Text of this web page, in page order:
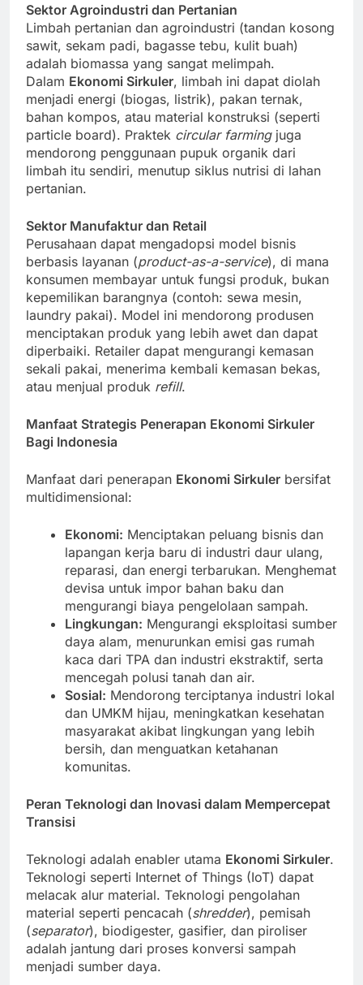
Sektor Agroindustri dan Pertanian
Limbah pertanian dan agroindustri (tandan kosong
sawit, sekam padi, bagasse tebu, kulit buah)
adalah biomassa yang sangat melimpah.
Dalam Ekonomi Sirkuler, limbah ini dapat diolah
menjadi energi (biogas, listrik), pakan ternak,
bahan kompos, atau material konstruksi (seperti
particle board). Praktek circular farmingjuga
mendorong penggunaan pupuk organik dari
limbah itu sendiri, menutup siklus nutrisi di lahan
pertanian.
Sektor Manufaktur dan Retail
Perusahaan dapat mengadopsi model bisnis
berbasis layanan (product-as-a-service), di mana
konsumen membayar untuk fungsi produk, bukan
kepemilikan barangnya (contoh: sewa mesin,
laundry pakai). Model ini mendorong produsen
menciptakan produk yang lebih awet dan dapat
diperbaiki. Retailer dapat mengurangi kemasan
sekali pakai, menerima kembali kemasan bekas,
atau menjual produk refill.
Manfaat Strategis Penerapan Ekonomi Sirkuler
Bagi Indonesia
Manfaat dari penerapan Ekonomi Sirkuler bersifat
multidimensional:
Ekonomi: Menciptakan peluang bisnis dan
lapangan kerja baru di industri daur ulang,
reparasi, dan energi terbarukan. Menghemat
devisa untuk impor bahan baku dan
mengurangi biaya pengelolaan sampah.
Lingkungan: Mengurangi eksploitasi sumber
daya alam, menurunkan emisi gas rumah
kaca dari TPA dan industri ekstraktif, serta
mencegah polusi tanah dan air.
Sosial: Mendorong terciptanya industri lokal
dan UMKM hijau, meningkatkan kesehatan
masyarakat akibat lingkungan yang lebih
bersih, dan menguatkan ketahanan
komunitas.
Peran Teknologi dan Inovasi dalam Mempercepat
Transisi
Teknologi adalah enabler utama Ekonomi Sirkuler.
Teknologi seperti Internet of Things (IoT) dapat
melacak alur material. Teknologi pengolahan
material seperti pencacah (shredder), pemisah
(separator), biodigester, gasifier, dan piroliser
adalah jantung dari proses konversi sampah
menjadi sumber daya.